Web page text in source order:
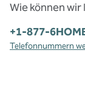
Wie können wir
Telefon:
+1-877-
Telefonnummern